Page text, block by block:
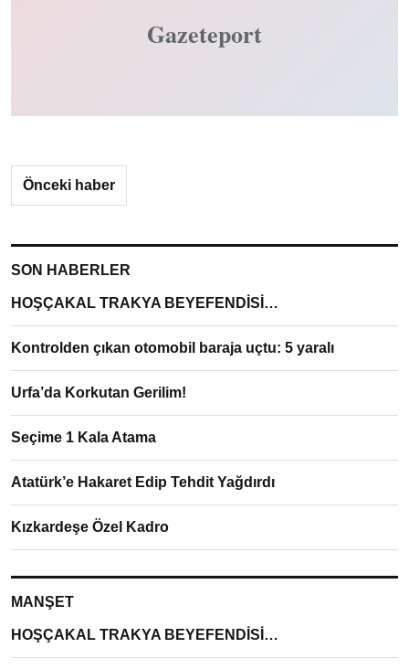
Gazeteport
Önceki haber
SON HABERLER
HOŞÇAKAL TRAKYA BEYEFENDİSİ…
Kontrolden çıkan otomobil baraja uçtu: 5 yaralı
Urfa’da Korkutan Gerilim!
Seçime 1 Kala Atama
Atatürk’e Hakaret Edip Tehdit Yağdırdı
Kızkardeşe Özel Kadro
MANŞET
HOŞÇAKAL TRAKYA BEYEFENDİSİ…